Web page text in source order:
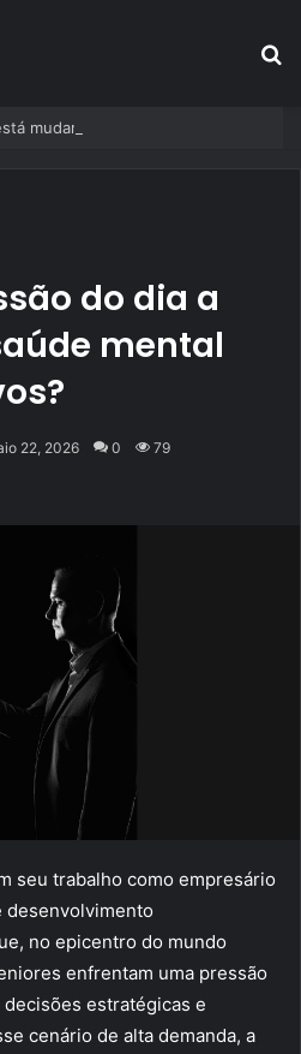
do dia a
mental
22, 2026 0 79
seu trabalho como empresário
desenvolvimento
no epicentro do mundo
enfrentam uma pressão
estratégicas e
cenário de alta demanda, a